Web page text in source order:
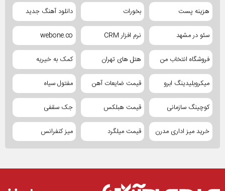
هزینه پست بخورات دانلود آهنگ جدید
سئو در مشهد نرم افزار CRM webone.co
فروشگاه انتخاب من هتل های تهران کمک به خیریه
میکروبلیدینگ ابرو قیمت ضایعات آهن مفتول سیاه
کوچینگ سازمانی قیمت هبلکس جک سقفی
خرید میز اداری مدرن قیمت میلگرد میز کنفرانس